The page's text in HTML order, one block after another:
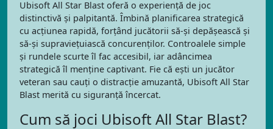
Ubisoft All Star Blast oferă o experiență de joc
distinctivă și palpitantă. Îmbină planificarea strategică
cu acțiunea rapidă, forțând jucătorii să-și depășească și
să-și supraviețuiască concurenților. Controalele simple
și rundele scurte îl fac accesibil, iar adâncimea
strategică îl menține captivant. Fie că ești un jucător
veteran sau cauți o distracție amuzantă, Ubisoft All Star
Blast merită cu siguranță încercat.
Cum să joci Ubisoft All Star Blast?